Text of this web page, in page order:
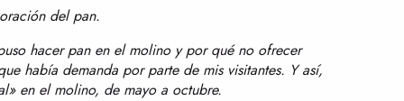
del pan.
hacer pan en el molino y por qué no ofrecer
había demanda por parte de mis visitantes. Y así,
en el molino, de mayo a octubre.